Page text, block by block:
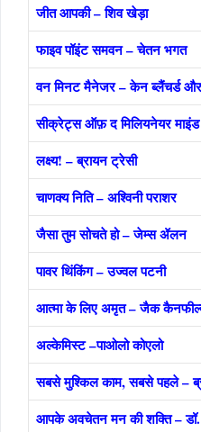
जीत आपकी – शिव खेड़ा
फाइव पॉइंट समवन – चेतन भगत
वन मिनट मैनेजर – केन ब्लैंचर्ड
सीक्रेट्स ऑफ़ द मिलियनेयर माइंड
लक्ष्य! – ब्रायन ट्रेसी
चाणक्य निति – अश्विनी पराशर
जैसा तुम सोचते हो – जेम्स ॲलन
पावर थिंकिंग – उज्वल पटनी
आत्मा के लिए अमृत – जैक
अल्केमिस्ट –पाओलो कोएलो
सबसे मुश्किल काम, सबसे पहले –
आपके अवचेतन मन की शक्ति – डॉ.